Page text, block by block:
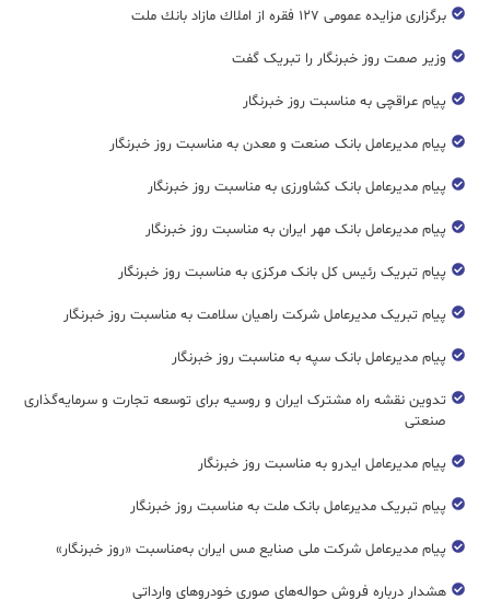
برگزاری مزایده عمومی ۱۲۷ فقره از املاك مازاد بانك ملت
وزیر صمت روز خبرنگار را تبریک گفت
پیام عراقچی به مناسبت روز خبرنگار
پیام مدیرعامل بانک صنعت و معدن به مناسبت روز خبرنگار
پیام مدیرعامل بانک کشاورزی به مناسبت روز خبرنگار
پیام مدیرعامل بانک مهر ایران به مناسبت روز خبرنگار
پیام تبریک رئیس کل بانک مرکزی به مناسبت روز خبرنگار
پیام تبریک مدیرعامل شرکت راهیان سلامت به مناسبت روز خبرنگار
پیام مدیرعامل بانک سپه به مناسبت روز خبرنگار
تدوین نقشه راه مشترک ایران و روسیه برای توسعه تجارت و سرمایه‌گذاری
صنعتی
پیام مدیرعامل ایدرو به مناسبت روز خبرنگار
پیام تبریک مدیرعامل بانک ملت به مناسبت روز خبرنگار
پیام مدیرعامل شرکت ملی صنایع مس ایران به‌مناسبت «روز خبرنگار»
هشدار درباره فروش حواله‌های صوری خودروهای وارداتی